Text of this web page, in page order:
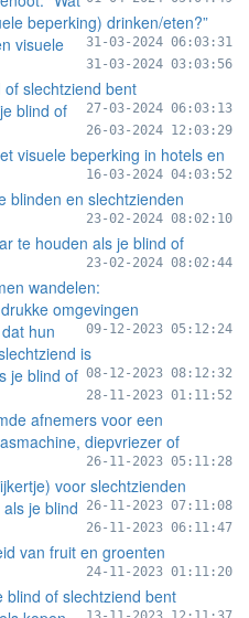
beperking) drinken/eten?”
31-03-2024 06:03:31
visuele
31-03-2024 03:03:56
slechtziend bent
27-03-2024 06:03:13
blind of
26-03-2024 12:03:29
visuele beperking in hotels en
16-03-2024 04:03:52
blinden en slechtzienden
23-02-2024 08:02:10
te houden als je blind of
23-02-2024 08:02:44
wandelen:
omgevingen
09-12-2023 05:12:24
hun
is
08-12-2023 08:12:32
je blind of
28-11-2023 01:11:52
afnemers voor een
diepvriezer of
26-11-2023 05:11:28
voor slechtzienden
26-11-2023 07:11:08
je blind
26-11-2023 06:11:47
van fruit en groenten
24-11-2023 01:11:20
of slechtziend bent